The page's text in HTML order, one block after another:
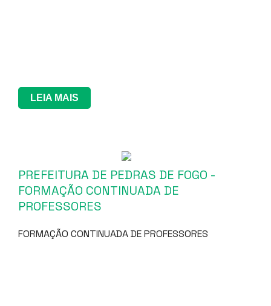
LEIA MAIS
PREFEITURA DE PEDRAS DE FOGO -
FORMAÇÃO CONTINUADA DE
PROFESSORES
FORMAÇÃO CONTINUADA DE PROFESSORES